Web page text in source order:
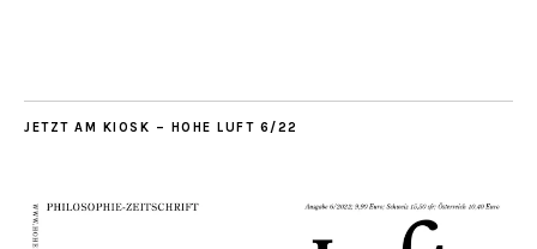
JETZT AM KIOSK – HOHE LUFT 6/22